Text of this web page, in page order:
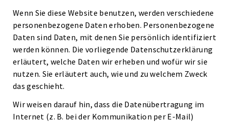
Wenn Sie diese Website benutzen, werden verschiedene
personenbezogene Daten erhoben. Personenbezogene
Daten sind Daten, mit denen Sie persönlich identifiziert
werden können. Die vorliegende Datenschutzerklärung
erläutert, welche Daten wir erheben und wofür wir sie
nutzen. Sie erläutert auch, wie und zu welchem Zweck
das geschieht.
Wir weisen darauf hin, dass die Datenübertragung im
Internet (z. B. bei der Kommunikation per E-Mail)